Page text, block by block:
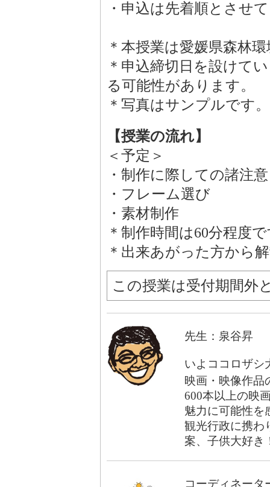
・申込は先着順とさせ
＊本授業は愛媛県森林
＊申込締切日を設けて
る可能性があります。
＊写真はサンプルです。
【授業の流れ】
＜予定＞
・制作に際しての諸注意
・フレーム選び
・素材制作
＊制作時間は60分程度
＊出来あがった方から
この授業は受付期間外
先生：泉谷昇
いよココロザシ
映画・映像作品
600本以上の映
魅力に可能性を
観光行政に携わ
案、子供大好き
コーディネータ